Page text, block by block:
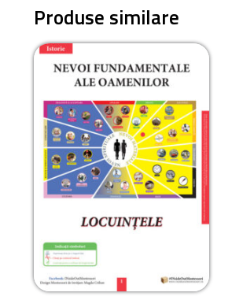
Produse similare